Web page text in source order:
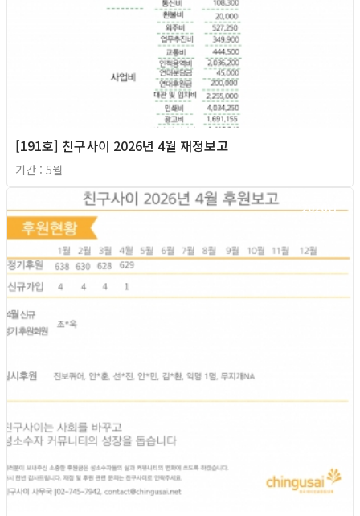
[191호] 친구사이 2026년 4월 재정보고
기간 : 5월
2026년